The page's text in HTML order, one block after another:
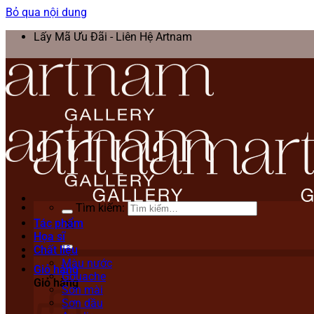
Bỏ qua nội dung
Lấy Mã Ưu Đãi - Liên Hệ Artnam
Tìm kiếm:
Giỏ hàng
Giỏ hàng
Tác phẩm
Họa sĩ
Chất liệu
Màu nước
Gouache
Sơn mài
Sơn dầu